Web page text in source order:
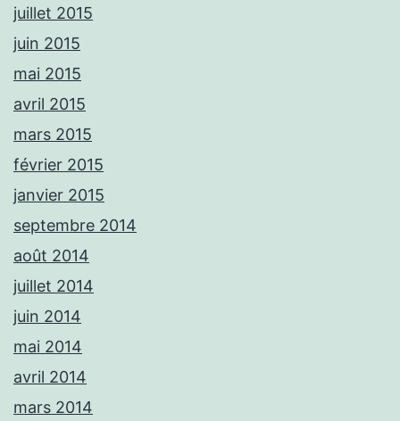
juillet 2015
juin 2015
mai 2015
avril 2015
mars 2015
février 2015
janvier 2015
septembre 2014
août 2014
juillet 2014
juin 2014
mai 2014
avril 2014
mars 2014